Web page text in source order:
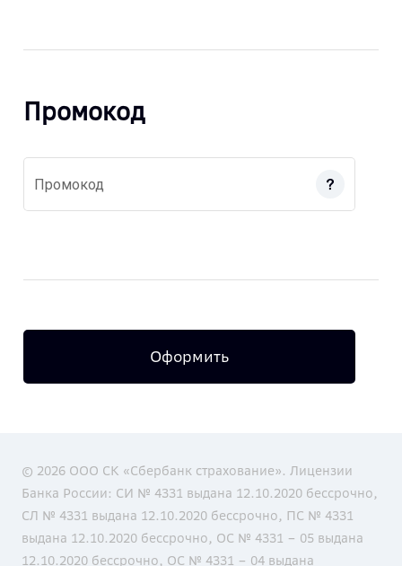
Промокод
Промокод
Оформить
© 2026 ООО СК «Сбербанк страхование». Лицензии
Банка России: СИ № 4331 выдана 12.10.2020 бессрочно,
СЛ № 4331 выдана 12.10.2020 бессрочно, ПС № 4331
выдана 12.10.2020 бессрочно, ОС № 4331 – 05 выдана
12.10.2020 бессрочно, ОС № 4331 – 04 выдана